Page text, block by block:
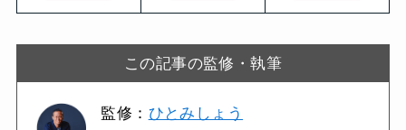
この記事の監修・執筆
監修： ひとみしょう